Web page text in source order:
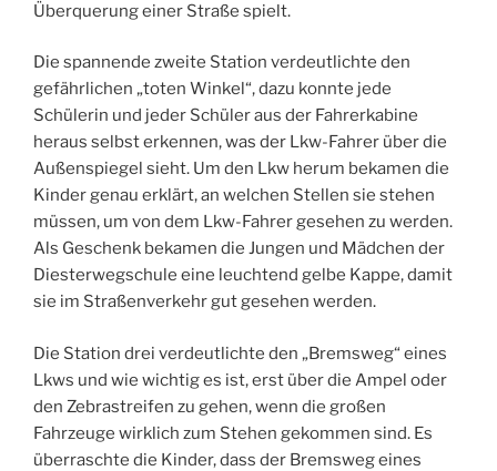
Überquerung einer Straße spielt.
Die spannende zweite Station verdeutlichte den
gefährlichen „toten Winkel“, dazu konnte jede
Schülerin und jeder Schüler aus der Fahrerkabine
heraus selbst erkennen, was der Lkw-Fahrer über die
Außenspiegel sieht. Um den Lkw herum bekamen die
Kinder genau erklärt, an welchen Stellen sie stehen
müssen, um von dem Lkw-Fahrer gesehen zu werden.
Als Geschenk bekamen die Jungen und Mädchen der
Diesterwegschule eine leuchtend gelbe Kappe, damit
sie im Straßenverkehr gut gesehen werden.
Die Station drei verdeutlichte den „Bremsweg“ eines
Lkws und wie wichtig es ist, erst über die Ampel oder
den Zebrastreifen zu gehen, wenn die großen
Fahrzeuge wirklich zum Stehen gekommen sind. Es
überraschte die Kinder, dass der Bremsweg eines